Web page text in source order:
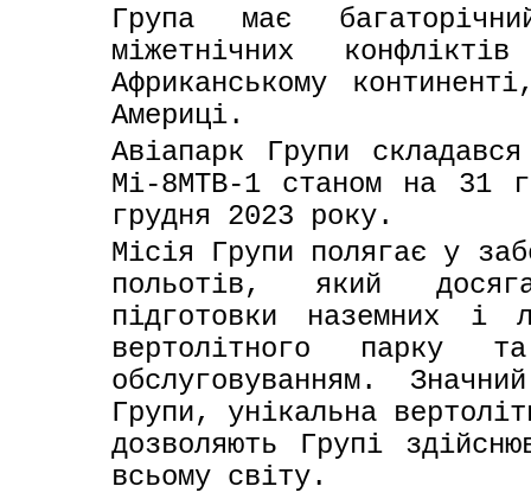
Група має
міжетнічних
Африканському
Америці.
Авіапарк Групи
Мі-8МТВ-1 станом на 31
грудня 2023 року.
Місія Групи полягає у
польотів, який
підготовки наземних і
вертолітного парку
обслуговуванням.
Групи, унікальна
дозволяють Групі
всьому світу.